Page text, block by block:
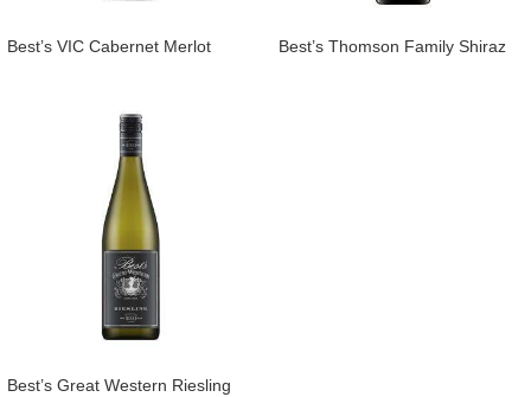
Best’s VIC Cabernet Merlot Best’s Thomson Family Shiraz
Best’s Great Western Riesling